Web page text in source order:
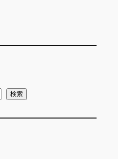
検索